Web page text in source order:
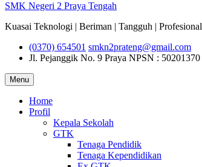
SMK Negeri 2 Praya Tengah
Kuasai Teknologi | Beriman | Tangguh | Profesional
(0370) 654501 smkn2prateng@gmail.com
Jl. Pejanggik No. 9 Praya NPSN : 50201370
Menu
Home
Profil
Kepala Sekolah
GTK
Tenaga Pendidik
Tenaga Kependidikan